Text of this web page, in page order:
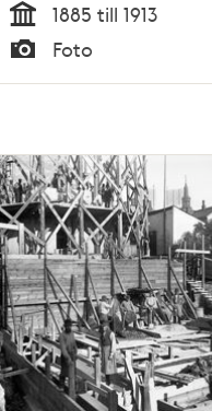
Tid
1885 till 1913
Typ
Foto